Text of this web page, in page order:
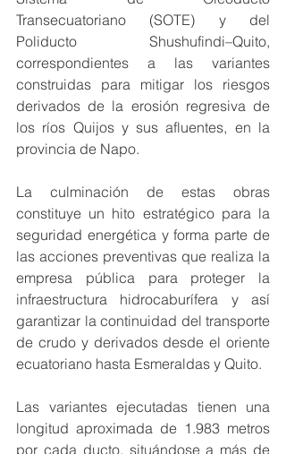
Transecuatoriano (SOTE) y del
Poliducto Shushufindi–Quito,
correspondientes a las variantes
construidas para mitigar los riesgos
derivados de la erosión regresiva de
los ríos Quijos y sus afluentes, en la
provincia de Napo.
La culminación de estas obras
constituye un hito estratégico para la
seguridad energética y forma parte de
las acciones preventivas que realiza la
empresa pública para proteger la
infraestructura hidrocaburífera y así
garantizar la continuidad del transporte
de crudo y derivados desde el oriente
ecuatoriano hasta Esmeraldas y Quito.
Las variantes ejecutadas tienen una
longitud aproximada de 1.983 metros
por cada ducto, situándose a más de